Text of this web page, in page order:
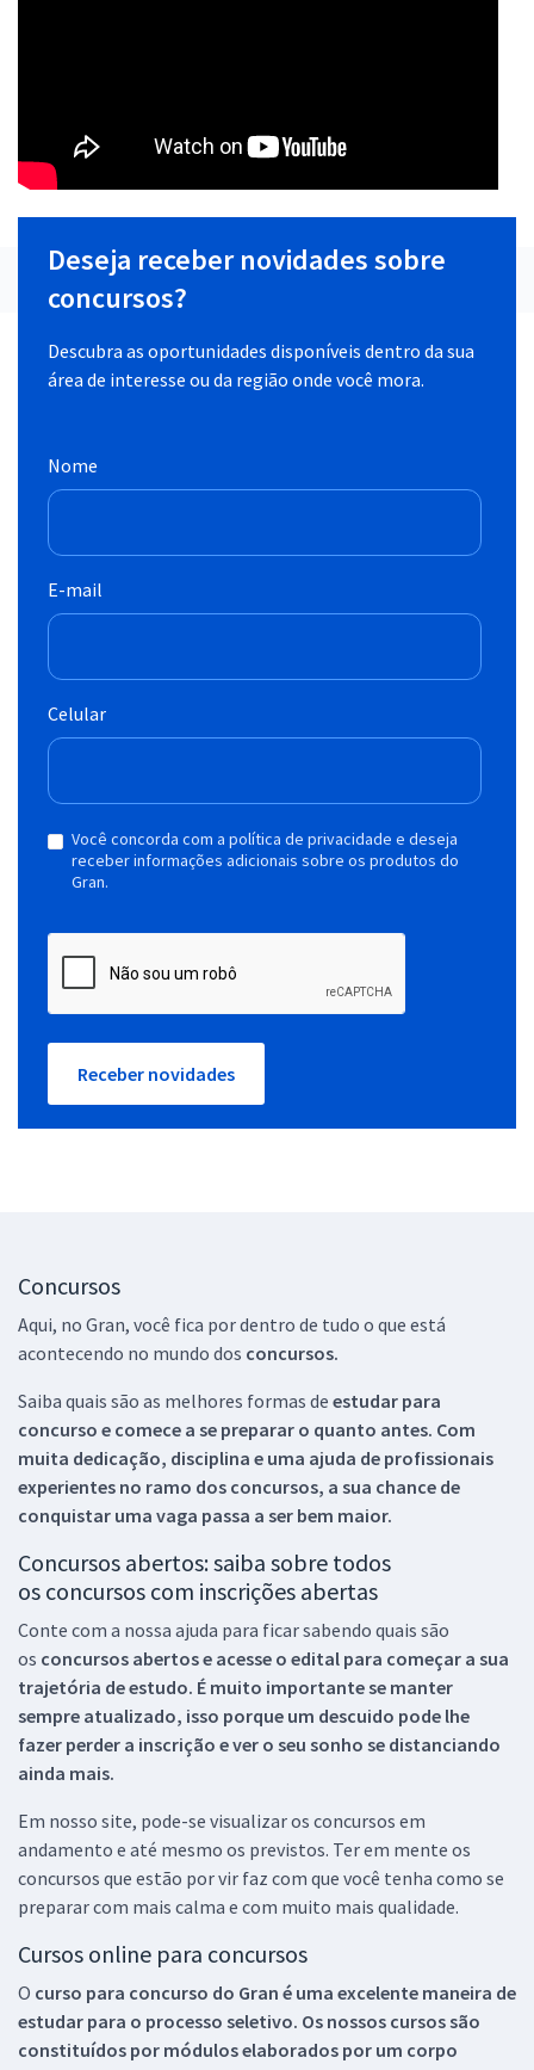
Deseja receber novidades sobre
concursos?
Descubra as oportunidades disponíveis dentro da sua
área de interesse ou da região onde você mora.
Nome
E-mail
Celular
Você concorda com a política de privacidade e deseja
receber informações adicionais sobre os produtos do
Gran.
Receber novidades
Concursos
Aqui, no Gran, você fica por dentro de tudo o que está
acontecendo no mundo dos concursos.
Saiba quais são as melhores formas de estudar para
concurso e comece a se preparar o quanto antes. Com
muita dedicação, disciplina e uma ajuda de profissionais
experientes no ramo dos concursos, a sua chance de
conquistar uma vaga passa a ser bem maior.
Concursos abertos: saiba sobre todos
os concursos com inscrições abertas
Conte com a nossa ajuda para ficar sabendo quais são
os concursos abertos e acesse o edital para começar a sua
trajetória de estudo. É muito importante se manter
sempre atualizado, isso porque um descuido pode lhe
fazer perder a inscrição e ver o seu sonho se distanciando
ainda mais.
Em nosso site, pode-se visualizar os concursos em
andamento e até mesmo os previstos. Ter em mente os
concursos que estão por vir faz com que você tenha como se
preparar com mais calma e com muito mais qualidade.
Cursos online para concursos
O curso para concurso do Gran é uma excelente maneira de
estudar para o processo seletivo. Os nossos cursos são
constituídos por módulos elaborados por um corpo